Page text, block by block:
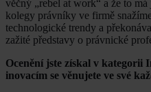
věčný „rebel at work“ a že to
kolegy právníky ve firmě
technologické trendy a
zažité představy o právnické
Ocenění jste získal v kategorii
inovacím se věnujete ve své